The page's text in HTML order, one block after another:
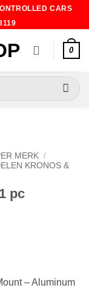
CARS
0
MERK /
KRONOS &
pc
– Aluminum